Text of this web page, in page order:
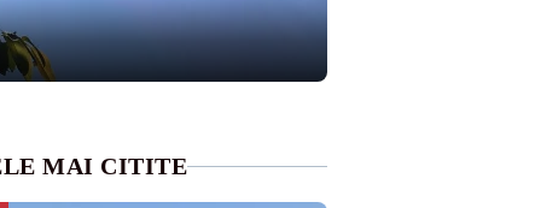
MAI CITITE